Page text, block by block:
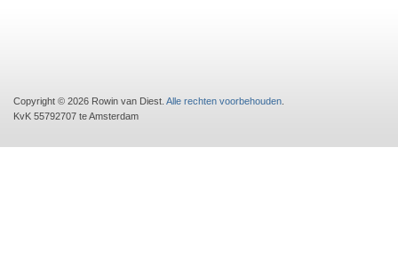
Copyright © 2026 Rowin van Diest. Alle rechten voorbehouden
KvK 55792707 te Amsterdam